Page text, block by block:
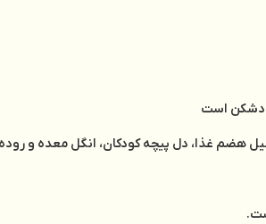
است
هضم‌ غذا، دل‌ پيچه‌ کودکان‌، انگل‌ معده‌ و